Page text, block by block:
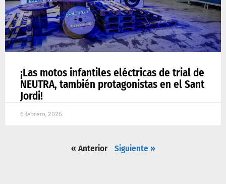
¡Las motos infantiles eléctricas de trial de
NEUTRA, también protagonistas en el Sant
Jordi!
6 febrero, 2026
« Anterior Siguiente »